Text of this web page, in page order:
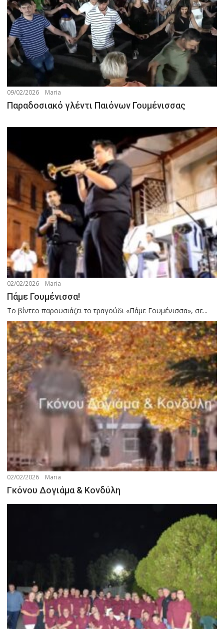
09/02/2026 Maria
Παραδοσιακό γλέντι Παιόνων Γουμένισσας
02/02/2026 Maria
Πάμε Γουμένισσα!
Το βίντεο παρουσιάζει το τραγούδι «Πάμε Γουμένισσα», σε...
02/02/2026 Maria
Γκόνου Δογιάμα & Κονδύλη